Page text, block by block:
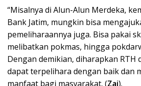
“Misalnya di Alun-Alun Merdeka,
Bank Jatim, mungkin bisa
pemeliharaannya juga. Bisa pakai
melibatkan pokmas, hingga
Dengan demikian, diharapkan RTH
dapat terpelihara dengan baik dan
manfaat bagi masyarakat. (Zai).